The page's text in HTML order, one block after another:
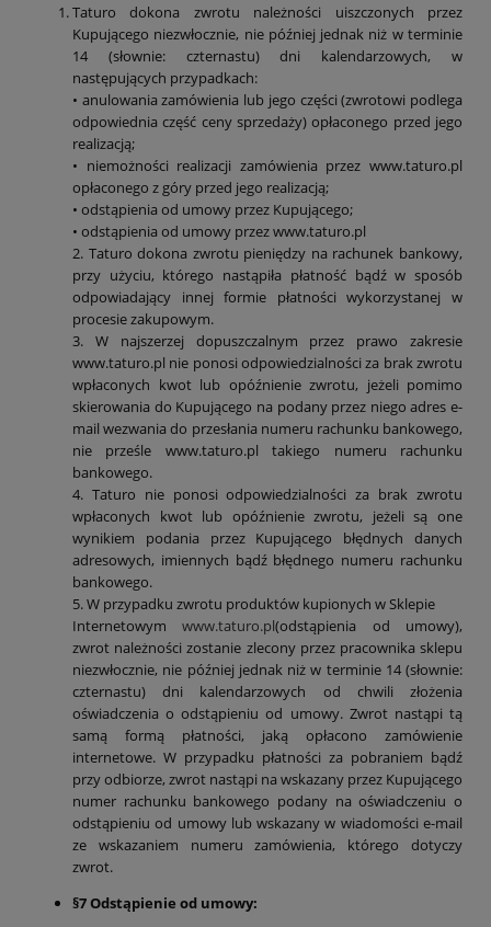
Taturo dokona zwrotu należności uiszczonych przez
Kupującego niezwłocznie, nie później jednak niż w terminie
14 (słownie: czternastu) dni kalendarzowych, w
następujących przypadkach:
• anulowania zamówienia lub jego części (zwrotowi podlega
odpowiednia część ceny sprzedaży) opłaconego przed jego
realizacją;
• niemożności realizacji zamówienia przez www.taturo.pl
opłaconego z góry przed jego realizacją;
• odstąpienia od umowy przez Kupującego;
• odstąpienia od umowy przez www.taturo.pl
2. Taturo dokona zwrotu pieniędzy na rachunek bankowy,
przy użyciu, którego nastąpiła płatność bądź w sposób
odpowiadający innej formie płatności wykorzystanej w
procesie zakupowym.
3. W najszerzej dopuszczalnym przez prawo zakresie
www.taturo.pl nie ponosi odpowiedzialności za brak zwrotu
wpłaconych kwot lub opóźnienie zwrotu, jeżeli pomimo
skierowania do Kupującego na podany przez niego adres e-
mail wezwania do przesłania numeru rachunku bankowego,
nie prześle www.taturo.pl takiego numeru rachunku
bankowego.
4. Taturo nie ponosi odpowiedzialności za brak zwrotu
wpłaconych kwot lub opóźnienie zwrotu, jeżeli są one
wynikiem podania przez Kupującego błędnych danych
adresowych, imiennych bądź błędnego numeru rachunku
bankowego.
5. W przypadku zwrotu produktów kupionych w Sklepie
Internetowymwww.taturo.pl(odstąpienia od umowy),
zwrot należności zostanie zlecony przez pracownika sklepu
niezwłocznie, nie później jednak niż w terminie 14 (słownie:
czternastu) dni kalendarzowych od chwili złożenia
oświadczenia o odstąpieniu od umowy. Zwrot nastąpi tą
samą formą płatności, jaką opłacono zamówienie
internetowe. W przypadku płatności za pobraniem bądź
przy odbiorze, zwrot nastąpi na wskazany przez Kupującego
numer rachunku bankowego podany na oświadczeniu o
odstąpieniu od umowy lub wskazany w wiadomości e-mail
ze wskazaniem numeru zamówienia, którego dotyczy
zwrot.
§7 Odstąpienie od umowy: